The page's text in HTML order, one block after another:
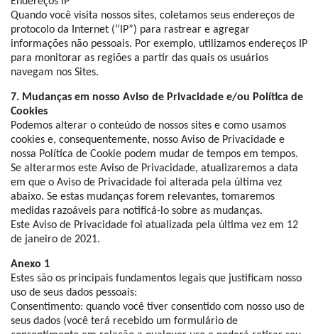
Quando você visita nossos sites, coletamos seus endereços de
protocolo da Internet (“IP”) para rastrear e agregar
informações não pessoais. Por exemplo, utilizamos endereços IP
para monitorar as regiões a partir das quais os usuários
navegam nos Sites.
7. Mudanças em nosso Aviso de Privacidade e/ou Política de
Cookies
Podemos alterar o conteúdo de nossos sites e como usamos
cookies e, consequentemente, nosso Aviso de Privacidade e
nossa Política de Cookie podem mudar de tempos em tempos.
Se alterarmos este Aviso de Privacidade, atualizaremos a data
em que o Aviso de Privacidade foi alterada pela última vez
abaixo. Se estas mudanças forem relevantes, tomaremos
medidas razoáveis para notificá-lo sobre as mudanças.
Este Aviso de Privacidade foi atualizada pela última vez em 12
de janeiro de 2021.
Anexo 1
Estes são os principais fundamentos legais que justificam nosso
uso de seus dados pessoais:
Consentimento: quando você tiver consentido com nosso uso de
seus dados (você terá recebido um formulário de